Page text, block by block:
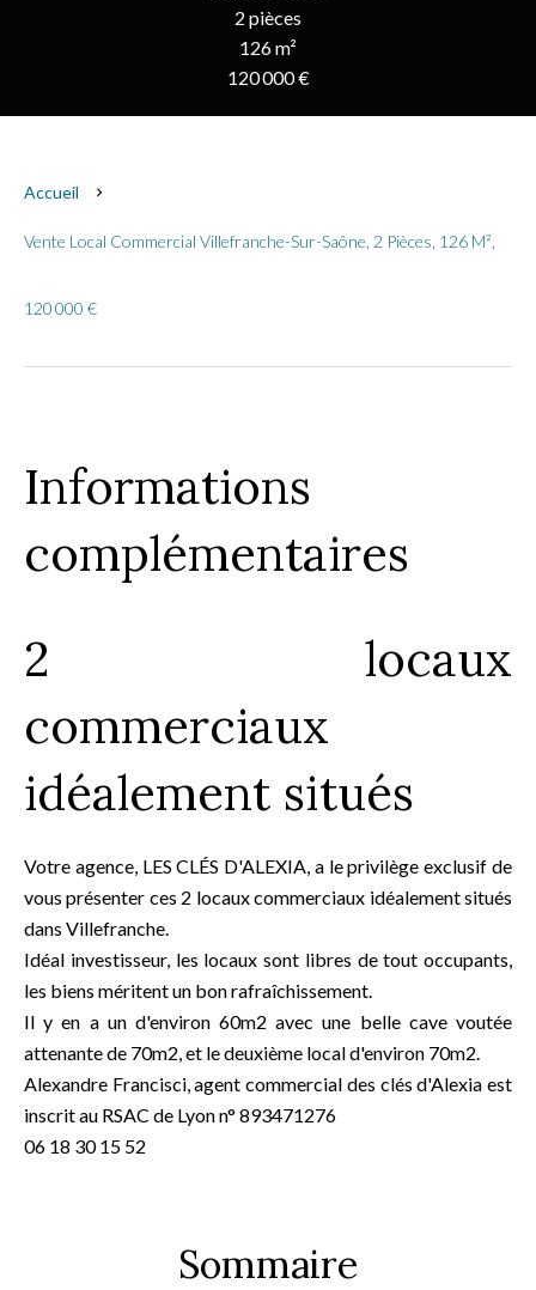
2 pièces
126 m²
120 000 €
Accueil
Vente Local Commercial Villefranche-Sur-Saône, 2 Pièces, 126 M²,
120 000 €
Informations
complémentaires
2 locaux
commerciaux
idéalement situés
Votre agence, LES CLÉS D'ALEXIA, a le privilège exclusif de
vous présenter ces 2 locaux commerciaux idéalement situés
dans Villefranche.
Idéal investisseur, les locaux sont libres de tout occupants,
les biens méritent un bon rafraîchissement.
Il y en a un d'environ 60m2 avec une belle cave voutée
attenante de 70m2, et le deuxième local d'environ 70m2.
Alexandre Francisci, agent commercial des clés d'Alexia est
inscrit au RSAC de Lyon n° 893471276
06 18 30 15 52
Sommaire